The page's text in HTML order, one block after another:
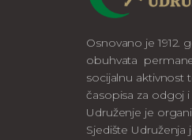
Osnovano je 1912.
obuhvata
socijalnu aktivnost
časopisa za odgoj
Udruženje je
Sjedište Udruženja